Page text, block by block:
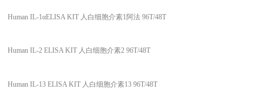
Human IL-1αELISA KIT 人白细胞介素1阿法 96T/48T
Human IL-2 ELISA KIT 人白细胞介素2 96T/48T
Human IL-13 ELISA KIT 人白细胞介素13 96T/48T